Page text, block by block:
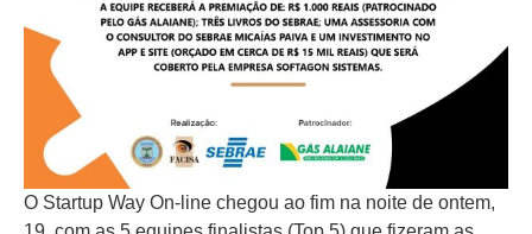
O Startup Way On-line chegou ao fim na noite de ontem,